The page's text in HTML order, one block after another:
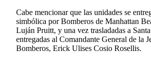
Cabe mencionar que las unidades se
simbólica por Bomberos de Manhattan
Luján Pruitt, y una vez trasladadas a
entregadas al Comandante General de la
Bomberos, Erick Ulises Cosio Rosellis.